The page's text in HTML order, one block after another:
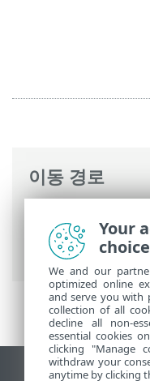
이동 경로
명령과 함께
케줄러> 스케줄
Your
choice
We and our
optimized online
and serve you with
collection of all
decline all non-
essential cookies
clicking "Manage
withdraw your
anytime by clicking